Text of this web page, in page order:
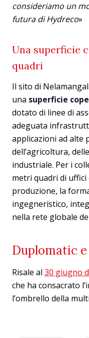
consideriamo un
futura di Hydreco»
Una superficie
quadri
Il sito di
una superficie
dotato di linee di
adeguata
applicazioni ad alte
dell’agricoltura,
industriale. Per i
metri quadri di
produzione, la
ingegneristico,
nella rete globale
Duplomatic
Risale al 30 giugno
che ha consacrato
l’ombrello della